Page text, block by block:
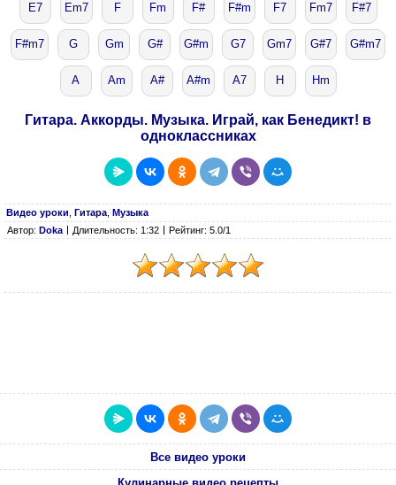
E7 Em7 F Fm F# F#m F7 Fm7 F#7
F#m7 G Gm G# G#m G7 Gm7 G#7 G#m7
A Am A# A#m A7 H Hm
Гитара. Аккорды. Музыка. Играй, как Бенедикт! в
одноклассниках
Видео уроки Гитара Музыка
Автор: Doka Длительность: 1:32 Рейтинг: 5.0/1
Все видео уроки
Кулинарные видео рецепты